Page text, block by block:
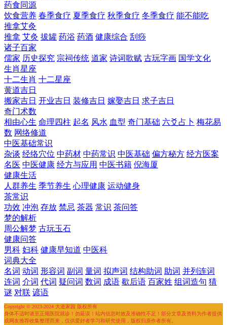
药食同源
饮食营养 春季食疗 夏季食疗 秋季食疗 冬季食疗 能不能吃
推拿艾灸
推拿 艾灸 拔罐 药浴 药酒 健康综合 刮痧
诸子百家
儒家 历史探究 宗祠传统 道家 诗词歌赋 古玩字画 国学文化
生肖星座
十二生肖 十二星座
黄道吉日
搬家吉日 开业吉日 装修吉日 嫁娶吉日 求子吉日
奇门术数
相由心生 命理四柱 起名 风水 血型 奇门基础 六爻占卜 梅花易
数 网络修道
中医基础常识
杂谈 经络穴位 中药材 中药常识 中医基础 偏方秘方 经方医案
名医 中医健康 经方与应用 中医书籍 倪海厦
健康生活
人群养生 季节养生 心理健康 运动健身
茶常识
功效 冲泡 存放 禁忌 茶器 常识 茶问答
梦的解析
周公解梦 古玩玉石
健康问答
男科 妇科 健康早知道 中医科
词典大全
名词 动词 形容词 副词 量词 拟声词 结构助词 助词 并列连词
连词 介词 代词 疑问词 数词 成语 歇后语 百家姓 组词造句 猜
谜 对联 谚语
Copyright © 2023-2024 大道家园 版权所有
身体不适时请至正规医院就诊！勿延误！站内信息时效及准确性不足！部分文章及资料为作者提供
或网友推荐收集整理而来，仅供爱好者学习和研究使用，版权归原作者所有。